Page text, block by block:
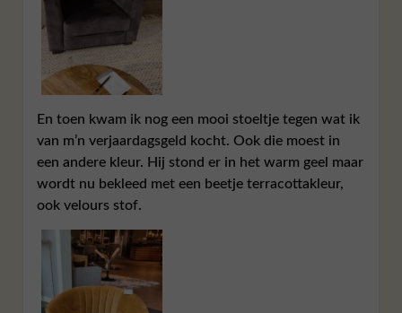
En toen kwam ik nog een mooi stoeltje tegen wat ik
van m’n verjaardagsgeld kocht. Ook die moest in
een andere kleur. Hij stond er in het warm geel maar
wordt nu bekleed met een beetje terracottakleur,
ook velours stof.